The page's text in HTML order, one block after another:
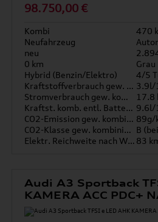
98.750,00 €
Kombi
470
Neufahrzeug
neu
0 km
Grau
Hybrid (Benzin/Elektro)
4/5
Kraftstoffverbrauch gew. kombiniert 3.9l/
Stromverbrauch gew. kombiniert
17.8
Kraftst. komb. entl. Batterie 9.6l/
CO2-Emission gew. kombiniert 89g/
CO2-Klasse gew. kombiniert B
Elektr. Reichweite nach WLTP* 83
Audi A3 Sportback
KAMERA ACC PDC+